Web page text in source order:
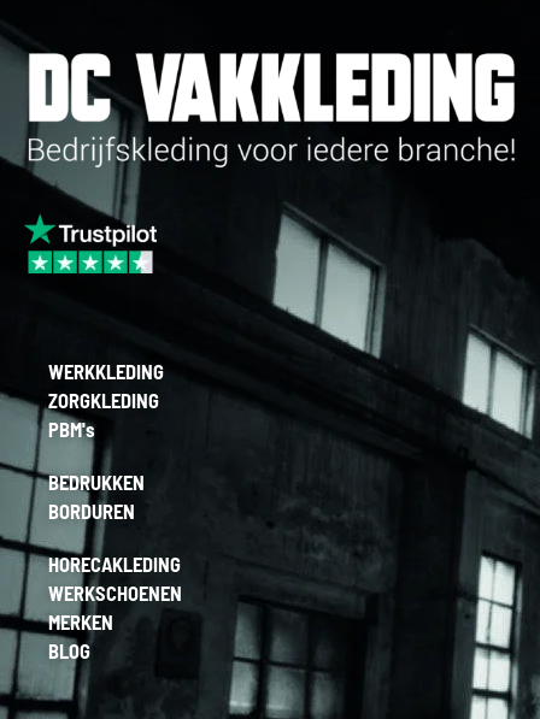
WERKKLEDING
ZORGKLEDING
PBM's
BEDRUKKEN
BORDUREN
HORECAKLEDING
WERKSCHOENEN
MERKEN
BLOG